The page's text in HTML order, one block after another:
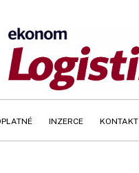
INZERCE KONTAKT